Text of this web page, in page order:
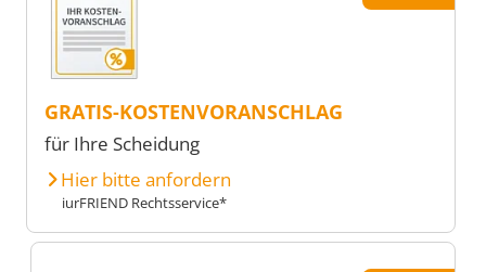
GRATIS-KOSTENVORANSCHLAG
für Ihre Scheidung
Hier bitte anfordern
iurFRIEND Rechtsservice*